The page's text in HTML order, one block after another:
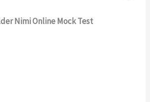
Nimi Online Mock Test